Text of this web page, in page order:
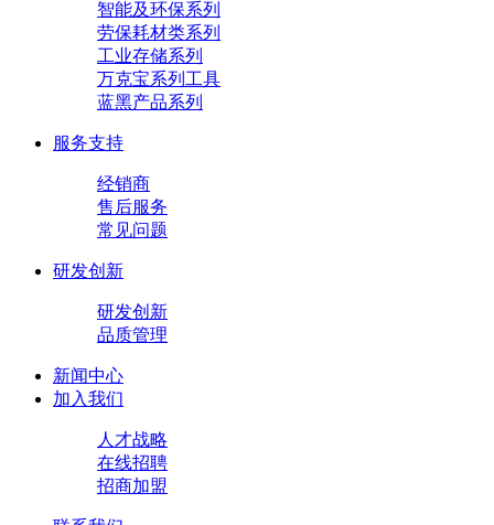
智能及环保系列
劳保耗材类系列
工业存储系列
万克宝系列工具
蓝黑产品系列
服务支持
经销商
售后服务
常见问题
研发创新
研发创新
品质管理
新闻中心
加入我们
人才战略
在线招聘
招商加盟